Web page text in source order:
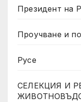
Президент на
Проучване и
Русе
СЕЛЕКЦИЯ И